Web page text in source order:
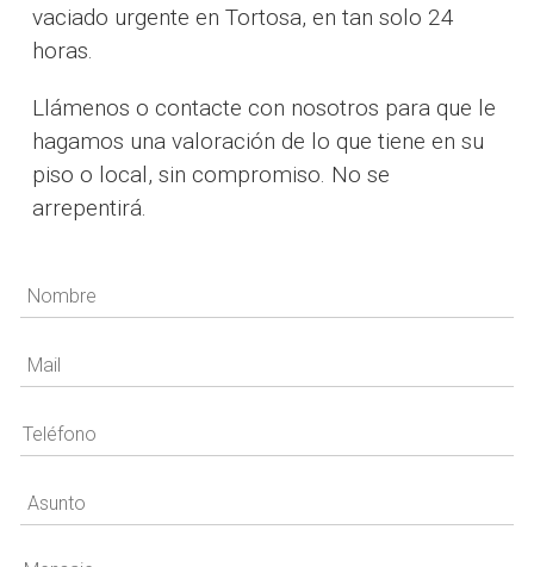
vaciado urgente en Tortosa, en tan solo 24
horas.
Llámenos o contacte con nosotros para que le
hagamos una valoración de lo que tiene en su
piso o local, sin compromiso. No se
arrepentirá.